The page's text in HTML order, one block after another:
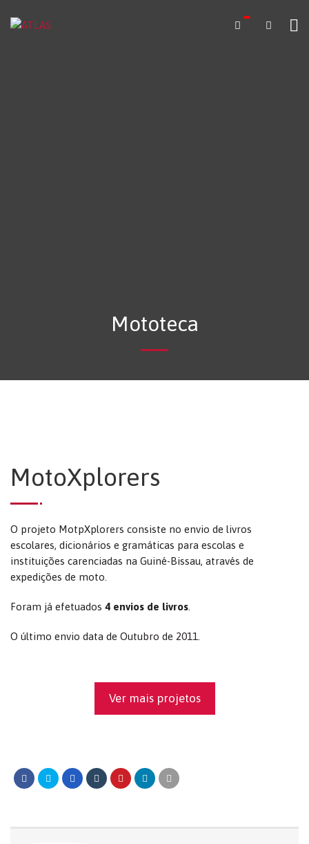
Mototeca
MotoXplorers
O projeto MotpXplorers consiste no envio de livros
escolares, dicionários e gramáticas para escolas e
instituições carenciadas na Guiné-Bissau, através de
expedições de moto.
Foram já efetuados 4 envios de livros
O último envio data de Outubro de 2011.
Ver mais projetos